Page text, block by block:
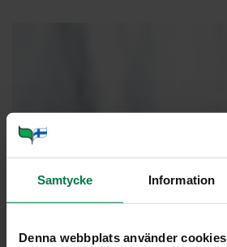
Samtycke Information
Denna webbplats använder cookies